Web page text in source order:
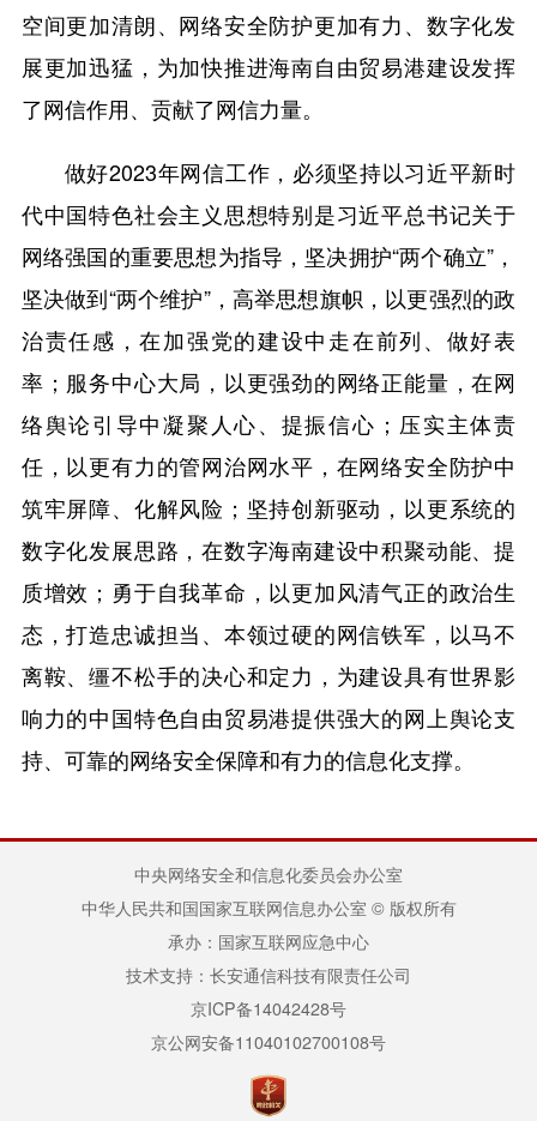
空间更加清朗、网络安全防护更加有力、数字化发
展更加迅猛，为加快推进海南自由贸易港建设发挥
了网信作用、贡献了网信力量。
做好2023年网信工作，必须坚持以习近平新时
代中国特色社会主义思想特别是习近平总书记关于
网络强国的重要思想为指导，坚决拥护“两个确立”，
坚决做到“两个维护”，高举思想旗帜，以更强烈的政
治责任感，在加强党的建设中走在前列、做好表
率；服务中心大局，以更强劲的网络正能量，在网
络舆论引导中凝聚人心、提振信心；压实主体责
任，以更有力的管网治网水平，在网络安全防护中
筑牢屏障、化解风险；坚持创新驱动，以更系统的
数字化发展思路，在数字海南建设中积聚动能、提
质增效；勇于自我革命，以更加风清气正的政治生
态，打造忠诚担当、本领过硬的网信铁军，以马不
离鞍、缰不松手的决心和定力，为建设具有世界影
响力的中国特色自由贸易港提供强大的网上舆论支
持、可靠的网络安全保障和有力的信息化支撑。
中央网络安全和信息化委员会办公室
中华人民共和国国家互联网信息办公室 © 版权所有
承办：国家互联网应急中心
技术支持：长安通信科技有限责任公司
京ICP备14042428号
京公网安备11040102700108号